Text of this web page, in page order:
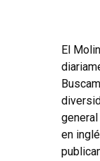
El
en